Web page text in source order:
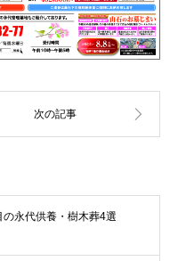
の永代供養・樹木葬4選